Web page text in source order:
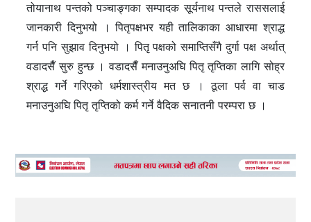
तोयानाथ पन्तको पञ्चाङ्गका सम्पादक सूर्यनाथ पन्तले राससलाई
जानकारी दिनुभयो । पितृपक्षभर यही तालिकाका आधारमा श्राद्ध
गर्न पनि सुझाव दिनुभयो । पितृ पक्षको समाप्तिसँगै दुर्गा पक्ष अर्थात्
वडादसैँ सुरु हुन्छ । वडादसैँ मनाउनुअघि पितृ तृप्तिका लागि सोह्र
श्राद्ध गर्ने गरिएको धर्मशास्त्रीय मत छ । ठूला पर्व वा चाड
मनाउनुअघि पितृ तृप्तिको कर्म गर्ने वैदिक सनातनी परम्परा छ ।